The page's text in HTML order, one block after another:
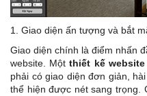
1. Giao diện ấn tượng và bắt
Giao diện chính là điểm nhấn
website. Mộtthiết kế
phải có giao diện đơn giản,
thể hiện được nét sang trọng.